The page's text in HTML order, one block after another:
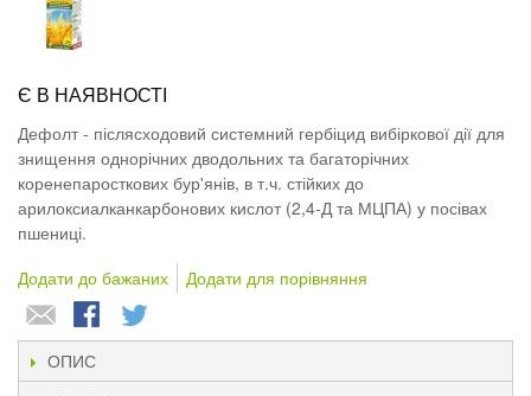
Є В НАЯВНОСТІ
Дефолт - післясходовий системний гербіцид вибіркової дії для
знищення однорічних дводольних та багаторічних
коренепаросткових бур'янів, в т.ч. стійких до
арилоксиалканкарбонових кислот (2,4-Д та МЦПА) у посівах
пшениці.
Додати до бажаних
Додати для порівняння
ОПИС